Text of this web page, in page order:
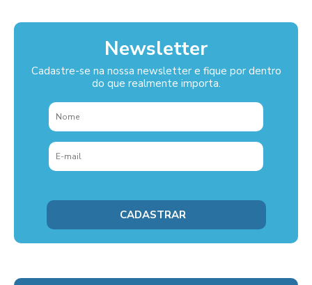
Newsletter
Cadastre-se na nossa newsletter e fique por dentro
do que realmente importa.